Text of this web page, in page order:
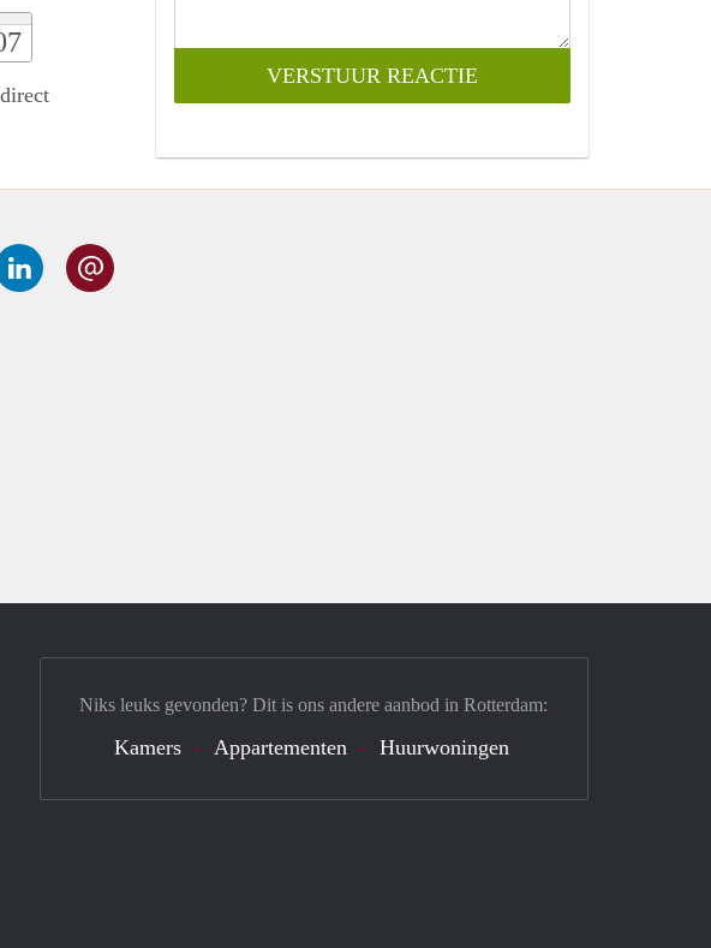
Niks leuks gevonden? Dit is ons andere aanbod in Rotterdam:
Kamers Appartementen Huurwoningen